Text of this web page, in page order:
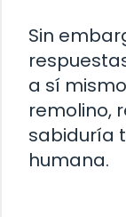
Sin
a sí
remolino,
sabiduría
humana.